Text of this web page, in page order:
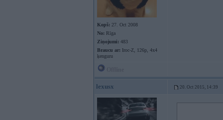
Kopš: 27. Oct 2008
No: Rīga
Ziņojumi: 483
Braucu ar: Iroc-Z, 126p, 4x4
ķenguru
lexusx 20. Oct 2015, 14:39